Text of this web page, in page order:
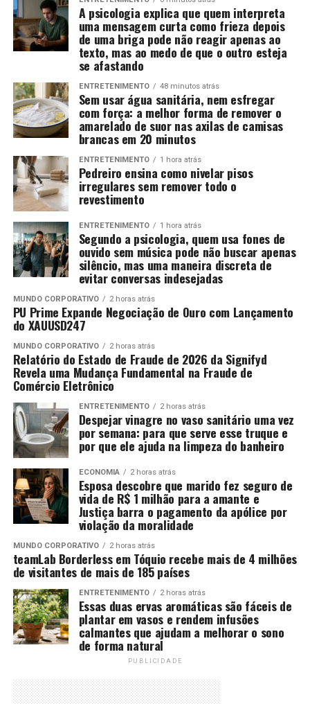
A psicologia explica que quem interpreta
uma mensagem curta como frieza depois
de uma briga pode não reagir apenas ao
texto, mas ao medo de que o outro esteja
se afastando
ENTRETENIMENTO 48 minutos atrás
Sem usar água sanitária, nem esfregar
com força: a melhor forma de remover o
amarelado de suor nas axilas de camisas
brancas em 20 minutos
ENTRETENIMENTO 1 hora atrás
Pedreiro ensina como nivelar pisos
irregulares sem remover todo o
revestimento
ENTRETENIMENTO 1 hora atrás
Segundo a psicologia, quem usa fones de
ouvido sem música pode não buscar apenas
silêncio, mas uma maneira discreta de
evitar conversas indesejadas
MUNDO CORPORATIVO 2 horas atrás
PU Prime Expande Negociação de Ouro com Lançamento
do XAUUSD247
MUNDO CORPORATIVO 2 horas atrás
Relatório do Estado de Fraude de 2026 da Signifyd
Revela uma Mudança Fundamental na Fraude de
Comércio Eletrônico
ENTRETENIMENTO 2 horas atrás
Despejar vinagre no vaso sanitário uma vez
por semana: para que serve esse truque e
por que ele ajuda na limpeza do banheiro
ECONOMIA 2 horas atrás
Esposa descobre que marido fez seguro de
vida de R$ 1 milhão para a amante e
Justiça barra o pagamento da apólice por
violação da moralidade
MUNDO CORPORATIVO 2 horas atrás
teamLab Borderless em Tóquio recebe mais de 4 milhões
de visitantes de mais de 185 países
ENTRETENIMENTO 2 horas atrás
Essas duas ervas aromáticas são fáceis de
plantar em vasos e rendem infusões
calmantes que ajudam a melhorar o sono
de forma natural
PUBLICIDADE